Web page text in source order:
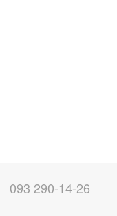
093 290-14-26